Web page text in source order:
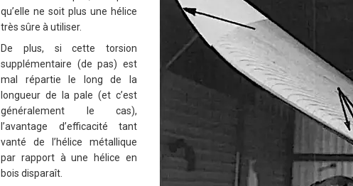
qu’elle ne soit plus une hélice
très sûre à utiliser.
De plus, si cette torsion
supplémentaire (de pas) est
mal répartie le long de la
longueur de la pale (et c’est
généralement le cas),
l’avantage d’efficacité tant
vanté de l’hélice métallique
par rapport à une hélice en
bois disparaît.